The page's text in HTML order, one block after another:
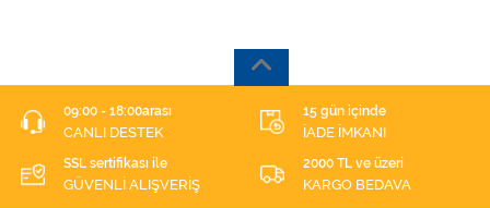
09:00 - 18:00arası
CANLI DESTEK
15 gün içinde
İADE İMKANI
SSL sertifikası ile
GÜVENLİ ALIŞVERİŞ
2000 TL ve üzeri
KARGO BEDAVA